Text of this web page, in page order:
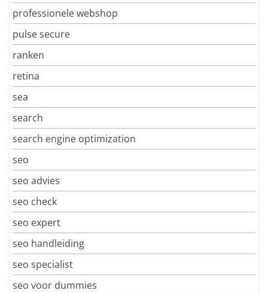
professionele webshop
pulse secure
ranken
retina
sea
search
search engine optimization
seo
seo advies
seo check
seo expert
seo handleiding
seo specialist
seo voor dummies